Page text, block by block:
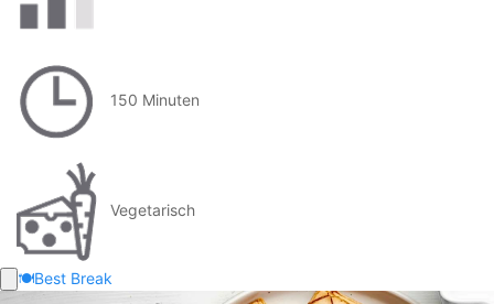
150 Minuten
Vegetarisch
🍽️Best Break